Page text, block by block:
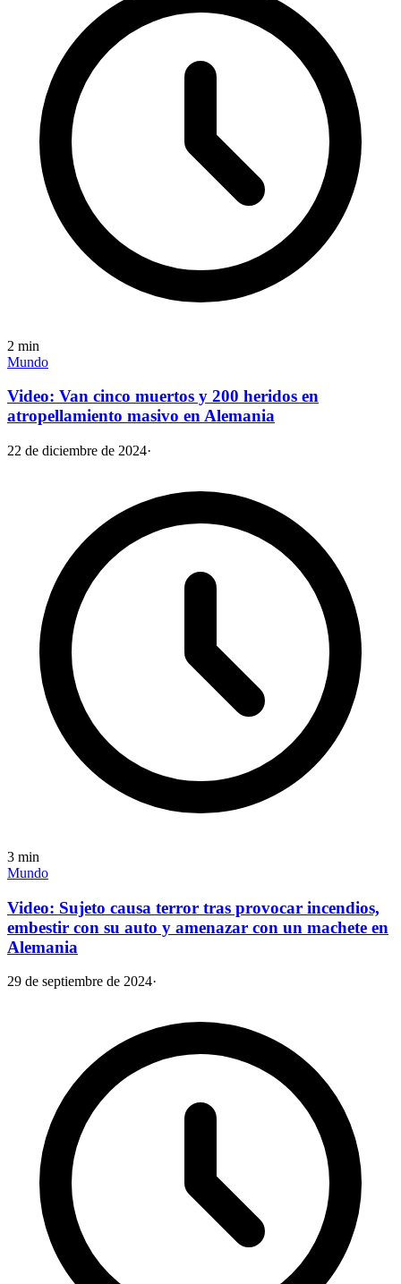
2 min
Mundo
Video: Van cinco muertos y 200 heridos en
atropellamiento masivo en Alemania
22 de diciembre de 2024·
3 min
Mundo
Video: Sujeto causa terror tras provocar incendios,
embestir con su auto y amenazar con un machete en
Alemania
29 de septiembre de 2024·